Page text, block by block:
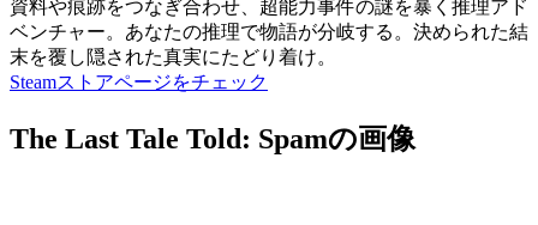
資料や痕跡をつなぎ合わせ、超能力事件の謎を暴く推理アド
ベンチャー。あなたの推理で物語が分岐する。決められた結
末を覆し隠された真実にたどり着け。
Steamストアページをチェック
The Last Tale Told: Spamの画像